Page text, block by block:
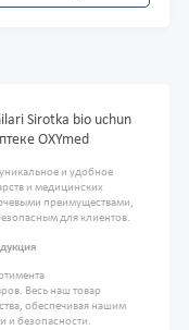
Sirotka bio uchun
OXYmed
и удобное
и медицинских
преимуществами,
для клиентов.
Весь наш товар
обеспечивая нашим
и безопасности.